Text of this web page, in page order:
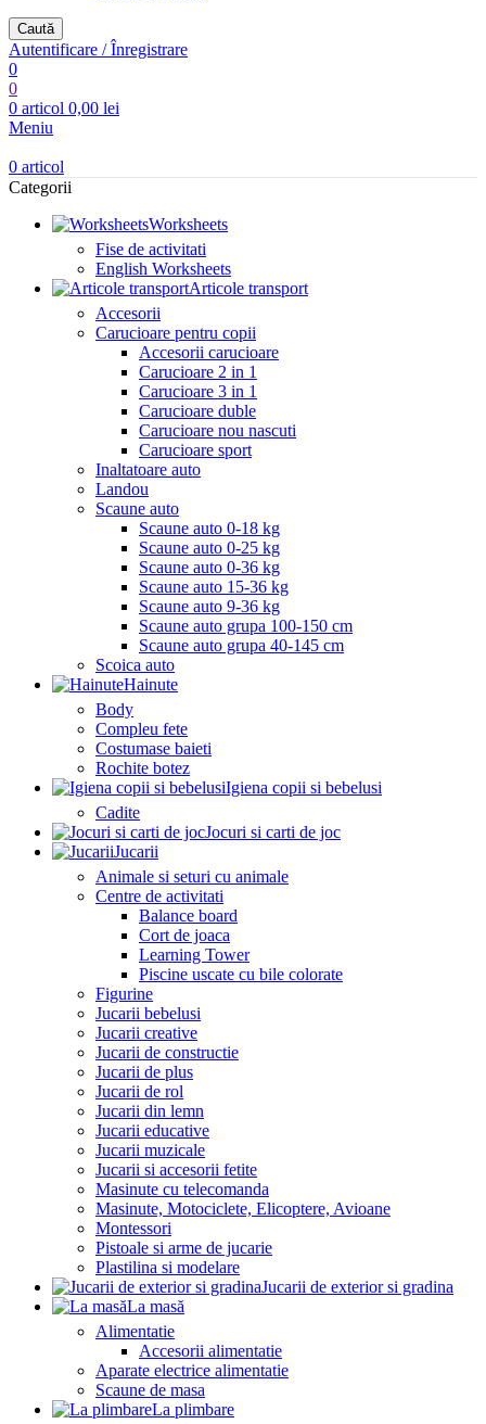
Caută
Autentificare / Înregistrare
0
0
0 articol 0,00 lei
Meniu
0 articol
Categorii
Worksheets
Fise de activitati
English Worksheets
Articole transport
Accesorii
Carucioare pentru copii
Accesorii carucioare
Carucioare 2 in 1
Carucioare 3 in 1
Carucioare duble
Carucioare nou nascuti
Carucioare sport
Inaltatoare auto
Landou
Scaune auto
Scaune auto 0-18 kg
Scaune auto 0-25 kg
Scaune auto 0-36 kg
Scaune auto 15-36 kg
Scaune auto 9-36 kg
Scaune auto grupa 100-150 cm
Scaune auto grupa 40-145 cm
Scoica auto
Hainute
Body
Compleu fete
Costumase baieti
Rochite botez
Igiena copii si bebelusi
Cadite
Jocuri si carti de joc
Jucarii
Animale si seturi cu animale
Centre de activitati
Balance board
Cort de joaca
Learning Tower
Piscine uscate cu bile colorate
Figurine
Jucarii bebelusi
Jucarii creative
Jucarii de constructie
Jucarii de plus
Jucarii de rol
Jucarii din lemn
Jucarii educative
Jucarii muzicale
Jucarii si accesorii fetite
Masinute cu telecomanda
Masinute, Motociclete, Elicoptere, Avioane
Montessori
Pistoale si arme de jucarie
Plastilina si modelare
Jucarii de exterior si gradina
La masă
Alimentatie
Accesorii alimentatie
Aparate electrice alimentatie
Scaune de masa
La plimbare